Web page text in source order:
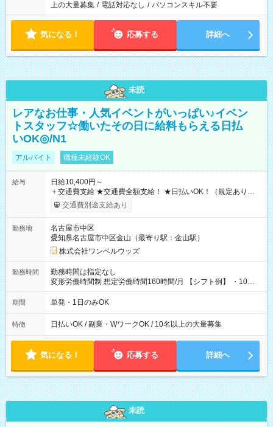
上の大量募集 / 電話対応なし / パソコンスキル不要
気になる！ 応募する 詳細へ
未読
レアなお仕事・人気イベントがいっぱい♪イベン
トスタッフ☆働いたその日に給料もらえる日払
いOK◎/N1
アルバイト 職種未経験OK
給与
日給10,400円～
＋交通費支給 ★交通費全額支給！ ★日払いOK！（規定あり） ┗
働いたその日に現金GET♪ お仕事後はコンビニATMから 日払
交通費別途支給あり
勤務地
名古屋市中区
愛知県名古屋市中区金山（最寄り駅：金山駅）
株式会社ワンベルウッズ
勤務時間
勤務時間は指定なし
変形労働時間制 想定労働時間160時間/月 【シフト例】 ・10：
00～20：00
期間 単発・1日のみOK
特徴 日払いOK / 副業・WワークOK / 10名以上の大量募集
気になる！ 応募する 詳細へ
未読